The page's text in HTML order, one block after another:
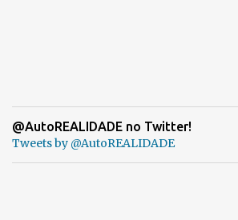
@AutoREALIDADE no Twitter!
Tweets by @AutoREALIDADE